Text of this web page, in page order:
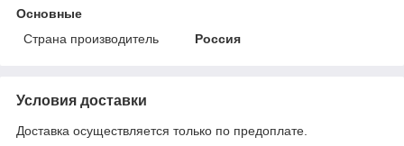
Основные
Страна производитель
Россия
Условия доставки
Доставка осуществляется только по предоплате.